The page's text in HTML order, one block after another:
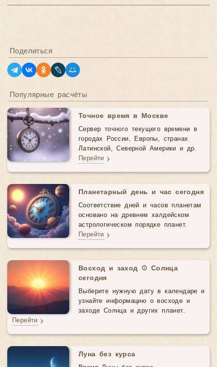
Поделиться
Популярные расчёты
Точное время в Москве
Сервер точного текущего времени в
городах России, Европы, странах
Латинской, Северной Америки и др.
Перейти
Планетарный день и час сегодня
Соответствие дней и часов планетам
основано на древнем халдейском
астрологическом порядке планет.
Перейти
Восход и заход ☉ Солнца
сегодня
Выберите нужную дату в календаре и
узнайте информацию о восходе и
заходе Солнца и других планет.
Перейти
Луна без курса